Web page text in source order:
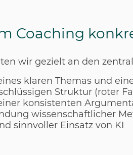
Coaching
wir gezielt an den
klaren Themas und
Struktur (roter
konsistenten
wissenschaftlicher
sinnvoller Einsatz von KI